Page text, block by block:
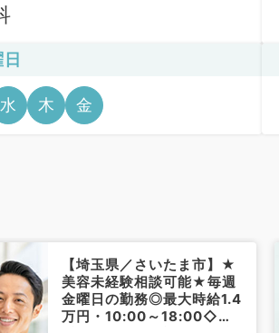
水 木 金
【埼玉県／さいたま市】★
美容未経験相談可能★毎週
金曜日の勤務◎最大時給1.4
万円・10:00～18:00◇駅